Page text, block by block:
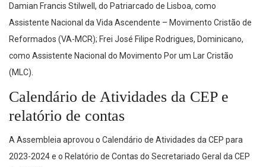
Damian Francis Stilwell, do Patriarcado de Lisboa, como
Assistente Nacional da Vida Ascendente – Movimento Cristão de
Reformados (VA-MCR); Frei José Filipe Rodrigues, Dominicano,
como Assistente Nacional do Movimento Por um Lar Cristão
(MLC)
Calendário de Atividades da CEP e
relatório de contas
A Assembleia aprovou o Calendário de Atividades da CEP para
2023-2024 e o Relatório de Contas do Secretariado Geral da CEP